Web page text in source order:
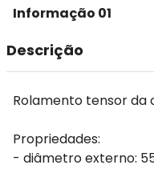
Informação 01
Descrição
Rolamento tensor da
Propriedades:
- diâmetro externo: